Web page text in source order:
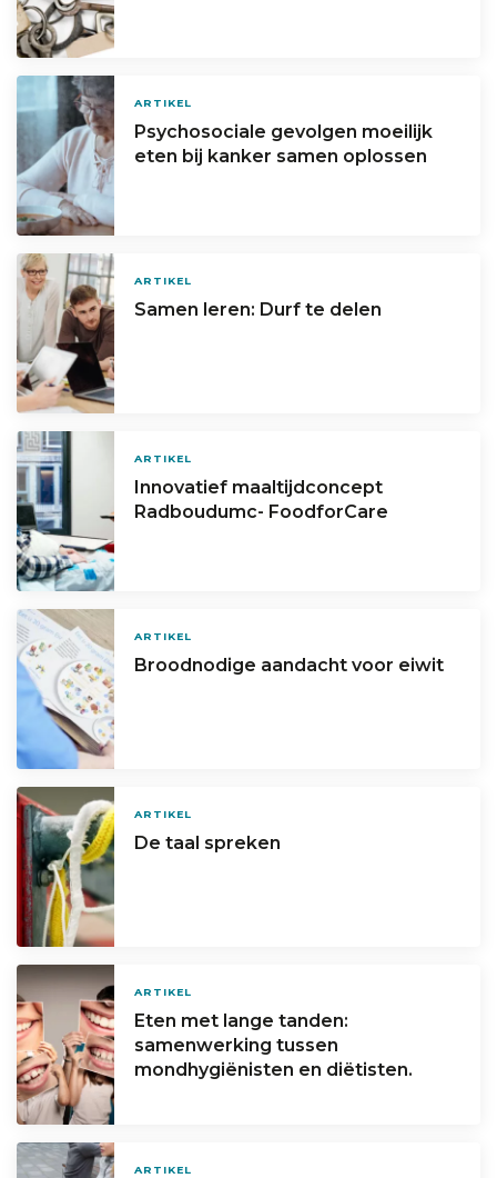
ARTIKEL
Psychosociale gevolgen moeilijk
eten bij kanker samen oplossen
ARTIKEL
Samen leren: Durf te delen
ARTIKEL
Innovatief maaltijdconcept
Radboudumc- FoodforCare
ARTIKEL
Broodnodige aandacht voor eiwit
ARTIKEL
De taal spreken
ARTIKEL
Eten met lange tanden:
samenwerking tussen
mondhygiënisten en diëtisten.
ARTIKEL